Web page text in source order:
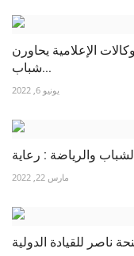
الإعلامية يحاورن
شباب...
يونيو 6, 2022
مارس 22, 2022